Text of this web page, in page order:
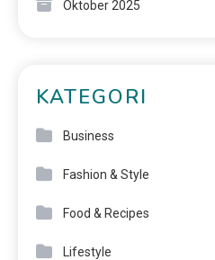
Oktober 2025
KATEGORI
Business
Fashion & Style
Food & Recipes
Lifestyle